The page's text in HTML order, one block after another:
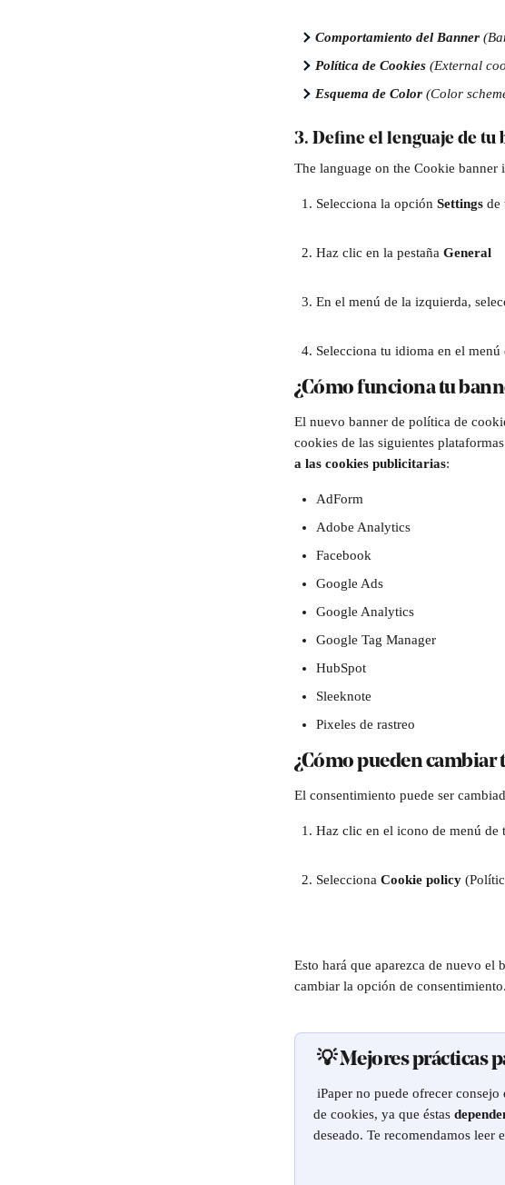
Comportamiento del Banner
Política de Cookies (External
Esquema de Color (Color
3. Define el lenguaje de tu
The language on the Cookie
Selecciona la opción Settings de
Haz clic en la pestaña General
En el menú de la izquierda,
Selecciona tu idioma en el menú
¿Cómo funciona tu
El nuevo banner de política de
cookies de las siguientes plataformas
a las cookies publicitarias:
AdForm
Adobe Analytics
Facebook
Google Ads
Google Analytics
Google Tag Manager
HubSpot
Sleeknote
Pixeles de rastreo
¿Cómo pueden
El consentimiento puede ser
Haz clic en el icono de menú de
Selecciona Cookie policy
Esto hará que aparezca de nuevo el
cambiar la opción de consentimiento.
💡 Mejores prácticas
de cookies, ya que éstas
deseado. Te recomendamos leer